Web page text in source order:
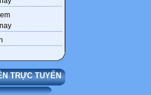
TRỰC TUYẾN